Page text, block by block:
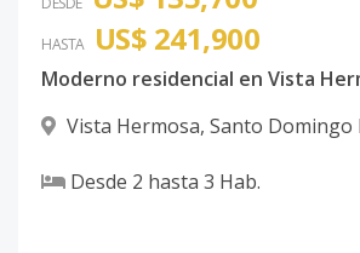
HASTA US$ 241,900
Moderno residencial en Vista
Vista Hermosa, Santo Domingo
Desde 2 hasta 3 Hab.